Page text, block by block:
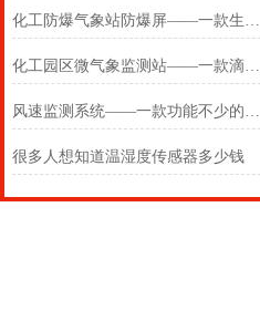
化工防爆气象站防爆屏——一款生生不息的防爆自动气象站观测系统
化工园区微气象监测站——一款滴水成冰的防爆化工园区微气象监测站
风速监测系统——一款功能不少的风速监测仪2025(万象推送)
很多人想知道温湿度传感器多少钱